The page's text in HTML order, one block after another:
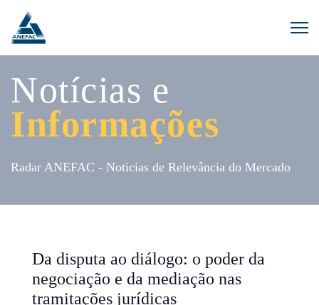
Notícias e
Informações
Radar ANEFAC - Noticias de Relevância do Mercado
Da disputa ao diálogo: o poder da
negociação e da mediação nas
tramitações jurídicas